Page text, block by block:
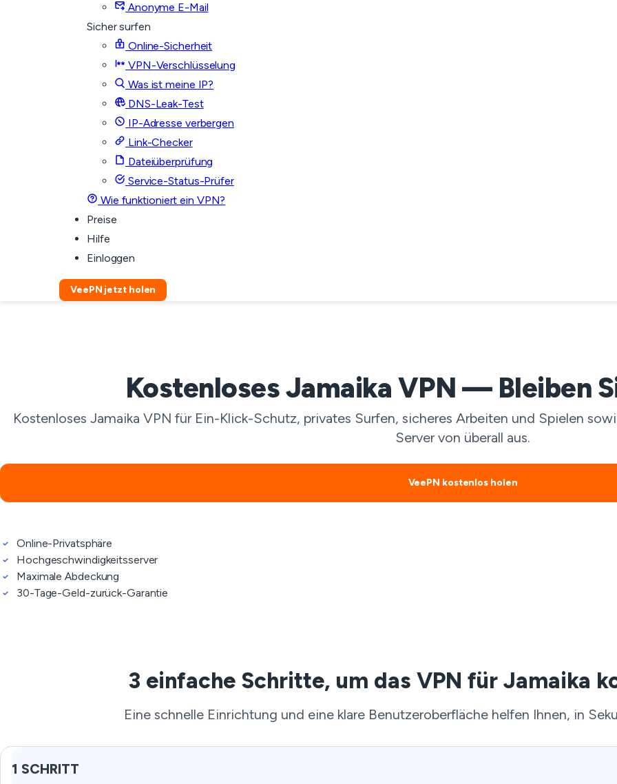
Anonyme E-Mail
Sicher surfen
Online-Sicherheit
VPN-Verschlüsselung
Was ist meine IP?
DNS-Leak-Test
IP-Adresse verbergen
Link-Checker
Dateiüberprüfung
Service-Status-Prüfer
Wie funktioniert ein VPN?
Preise
Hilfe
Einloggen
VeePN jetzt holen
Kostenloses Jamaika VPN — Bleiben
Kostenloses Jamaika VPN für Ein-Klick-Schutz, privates Surfen, sicheres Arbeiten und Spielen
Server von überall aus.
VeePN kostenlos holen
Online-Privatsphäre
Hochgeschwindigkeitsserver
Maximale Abdeckung
30-Tage-Geld-zurück-Garantie
3 einfache Schritte, um das VPN für Jamaika
Eine schnelle Einrichtung und eine klare Benutzeroberfläche helfen Ihnen, in
1 SCHRITT